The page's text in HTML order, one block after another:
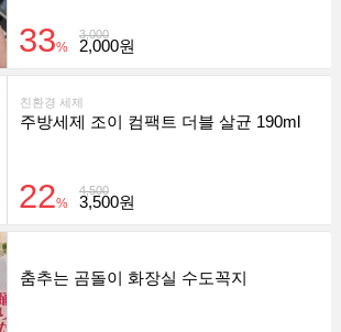
3,000
33% 2,000원
친환경 세제
주방세제 조이 컴팩트 더블 살균 190ml
4,500
22% 3,500원
춤추는 곰돌이 화장실 수도꼭지